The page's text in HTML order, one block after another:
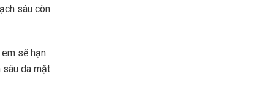
sâu còn
sẽ hạn
sâu da mặt